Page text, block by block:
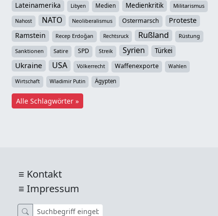
Lateinamerika Libyen Medien Medienkritik Militarismus
Nahost NATO Neoliberalismus Ostermarsch
Proteste
Ramstein
Recep Erdoğan Rechtsruck Rußland Rüstung
Sanktionen Satire SPD Streik Syrien Türkei
Ukraine USA Völkerrecht Waffenexporte Wahlen
Wirtschaft Wladimir Putin Ägypten
Alle Schlagwörter »
Kontakt
Impressum